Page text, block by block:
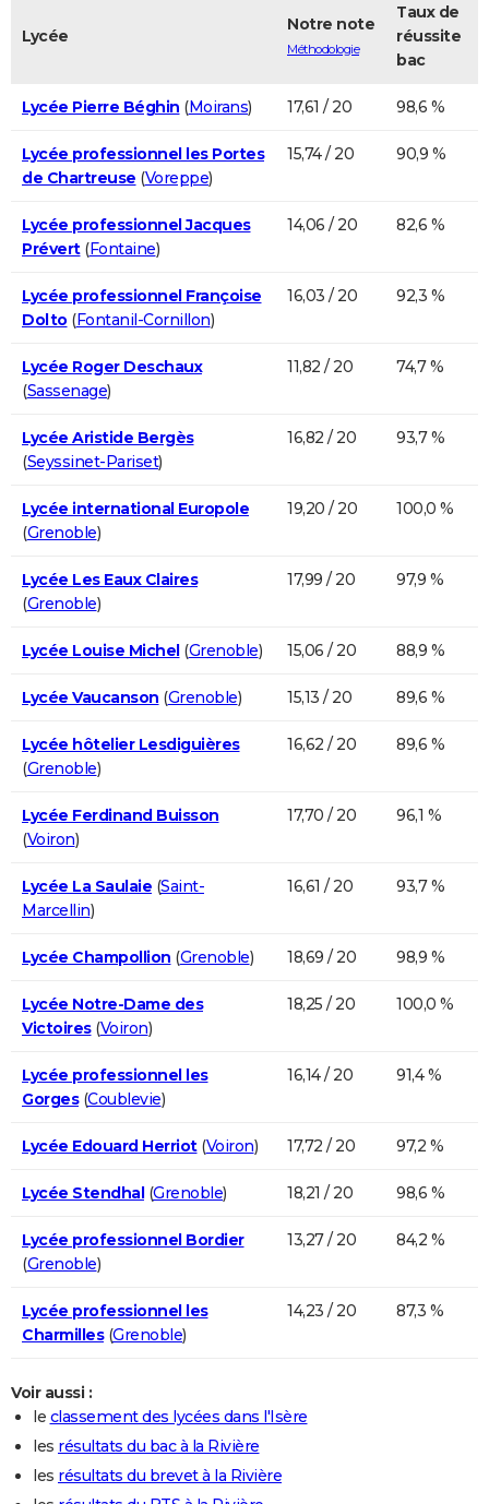
Lycée
Notre note
Méthodologie
Taux de
réussite
bac
Lycée Pierre Béghin (Moirans) 17,61 / 20 98,6 %
Lycée professionnel les Portes
de Chartreuse (Voreppe)
15,74 / 20 90,9 %
Lycée professionnel Jacques
Prévert(Fontaine)
14,06 / 20 82,6 %
Lycée professionnel Françoise
Dolto (Fontanil-Cornillon)
16,03 / 20 92,3 %
Lycée Roger Deschaux
(Sassenage)
11,82 / 20 74,7 %
Lycée Aristide Bergès
(Seyssinet-Pariset)
16,82 / 20 93,7 %
Lycée international Europole
(Grenoble)
19,20 / 20 100,0 %
Lycée Les Eaux Claires
(Grenoble)
17,99 / 20 97,9 %
Lycée Louise Michel(Grenoble) 15,06 / 20 88,9 %
Lycée Vaucanson (Grenoble) 15,13 / 20 89,6 %
Lycée hôtelier Lesdiguières
(Grenoble)
16,62 / 20 89,6 %
Lycée Ferdinand Buisson
(Voiron)
17,70 / 20 96,1 %
Lycée La Saulaie (Saint-
Marcellin)
16,61 / 20 93,7 %
Lycée Champollion (Grenoble) 18,69 / 20 98,9 %
Lycée Notre-Dame des
Victoires(Voiron)
18,25 / 20 100,0 %
Lycée professionnel les
Gorges(Coublevie)
16,14 / 20 91,4 %
Lycée Edouard Herriot(Voiron) 17,72 / 20 97,2 %
Lycée Stendhal(Grenoble) 18,21 / 20 98,6 %
Lycée professionnel Bordier
(Grenoble)
13,27 / 20 84,2 %
Lycée professionnel les
Charmilles(Grenoble)
14,23 / 20 87,3 %
Voir aussi :
le classement des lycées dans l'Isère
les résultats du bac à la Rivière
les résultats du brevet à la Rivière